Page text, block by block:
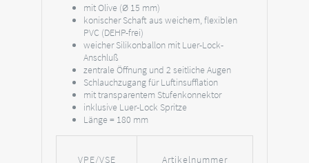
mit Olive (Ø 15 mm)
konischer Schaft aus weichem, flexiblen
PVC (DEHP-frei)
weicher Silikonballon mit Luer-Lock-
Anschluß
zentrale Öffnung und 2 seitliche Augen
Schlauchzugang für Luftinsufflation
mit transparentem Stufenkonnektor
inklusive Luer-Lock Spritze
Länge = 180 mm
VPE/VSE Artikelnummer